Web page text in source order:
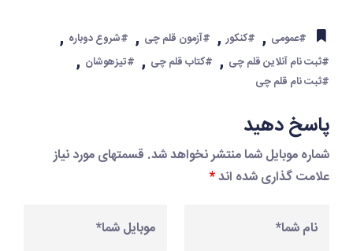
#عمومی , #کنکور , #آزمون قلم چی , #شروع دوباره ,
#ثبت نام آنلاین قلم چی , #کتاب قلم چی , #تیزهوشان ,
#ثبت نام قلم چی
پاسخ دهید
شماره موبایل شما منتشر نخواهد شد. قسمتهای مورد نیاز
علامت گذاری شده اند*